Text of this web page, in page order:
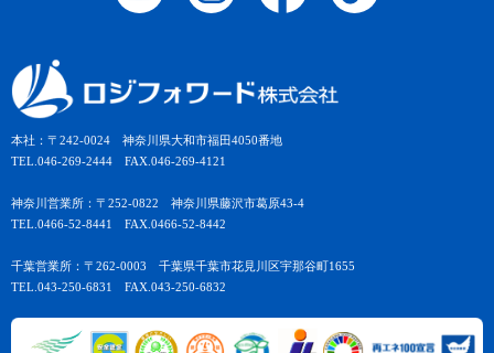
本社：〒242-0024 神奈川県大和市福田4050番地
TEL.046-269-2444 FAX.046-269-4121
神奈川営業所：〒252-0822 神奈川県藤沢市葛原43-4
TEL.0466-52-8441 FAX.0466-52-8442
千葉営業所：〒262-0003 千葉県千葉市花見川区宇那谷町1655
TEL.043-250-6831 FAX.043-250-6832